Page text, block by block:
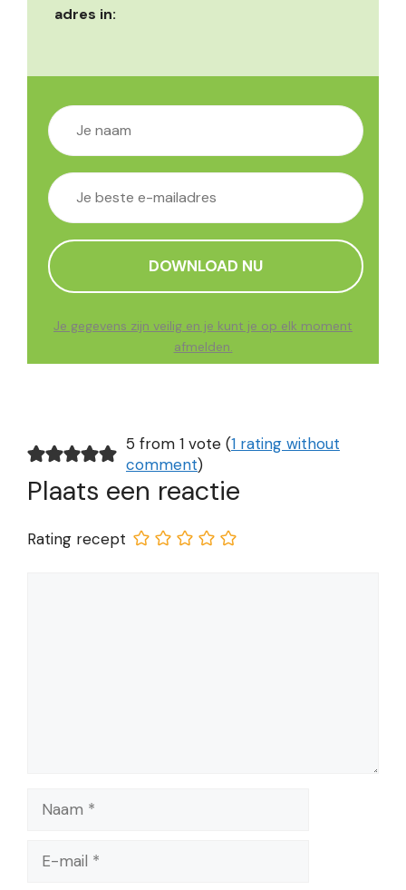
adres in:
Je gegevens zijn veilig en je kunt je op elk moment
afmelden.
5 from 1 vote (1 rating without
comment)
Plaats een reactie
Rating recept
mail